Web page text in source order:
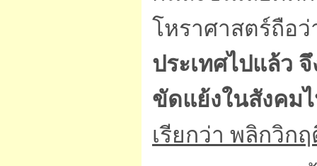
โหราศาสตร์ถือ
ประเทศไปแล้ว
ขัดแย้งในสังคม
เรียกว่า พลิกวิก